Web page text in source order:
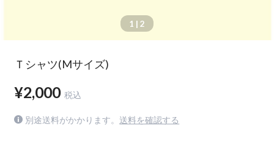
1 | 2
Ｔシャツ(Mサイズ)
¥2,000 税込
別途送料がかかります。 送料を確認する